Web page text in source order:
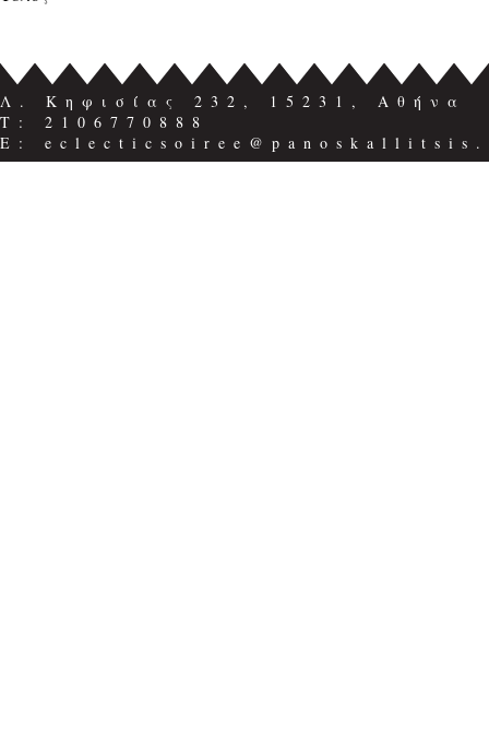
Λ. Κηφισίας 232, 15231, Αθήνα
Τ: 2106770888
E: